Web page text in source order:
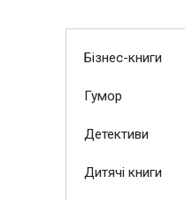
Бізнес-книги
Гумор
Детективи
Дитячі книги